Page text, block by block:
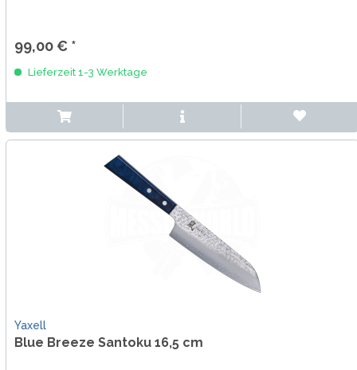
99,00 € *
Lieferzeit 1-3 Werktage
Yaxell
Blue Breeze Santoku 16,5 cm